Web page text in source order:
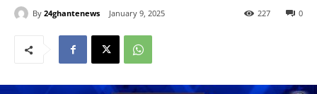
By 24ghantenews January 9, 2025 0
227